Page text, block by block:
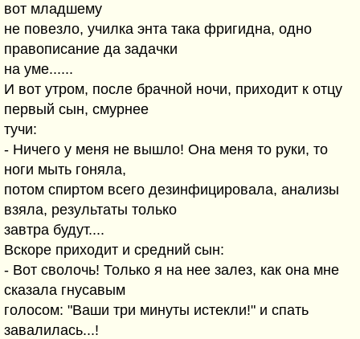
вот младшему
не повезло, училка энта така фригидна, одно
правописание да задачки
на уме......
И вот утром, после брачной ночи, приходит к отцу
первый сын, смурнее
тучи:
- Ничего у меня не вышло! Она меня то руки, то
ноги мыть гоняла,
потом спиртом всего дезинфицировала, анализы
взяла, результаты только
завтра будут....
Вскоре приходит и средний сын:
- Вот сволочь! Только я на нее залез, как она мне
сказала гнусавым
голосом: "Ваши три минуты истекли!" и спать
завалилась...!